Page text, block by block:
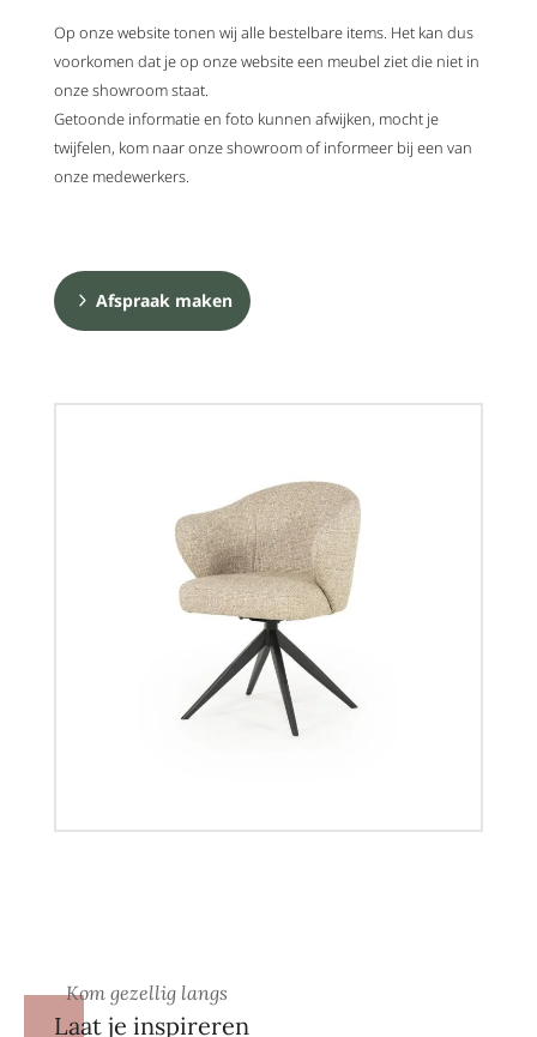
Op onze website tonen wij alle bestelbare items. Het kan dus
voorkomen dat je op onze website een meubel ziet die niet in
onze showroom staat.
Getoonde informatie en foto kunnen afwijken, mocht je
twijfelen, kom naar onze showroom of informeer bij een van
onze medewerkers.
Afspraak maken
Kom gezellig langs
Laat je inspireren